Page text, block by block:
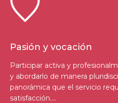
Pasión y vocación
Participar activa y
y abordarlo de manera
panorámica que el servicio
satisfacción….